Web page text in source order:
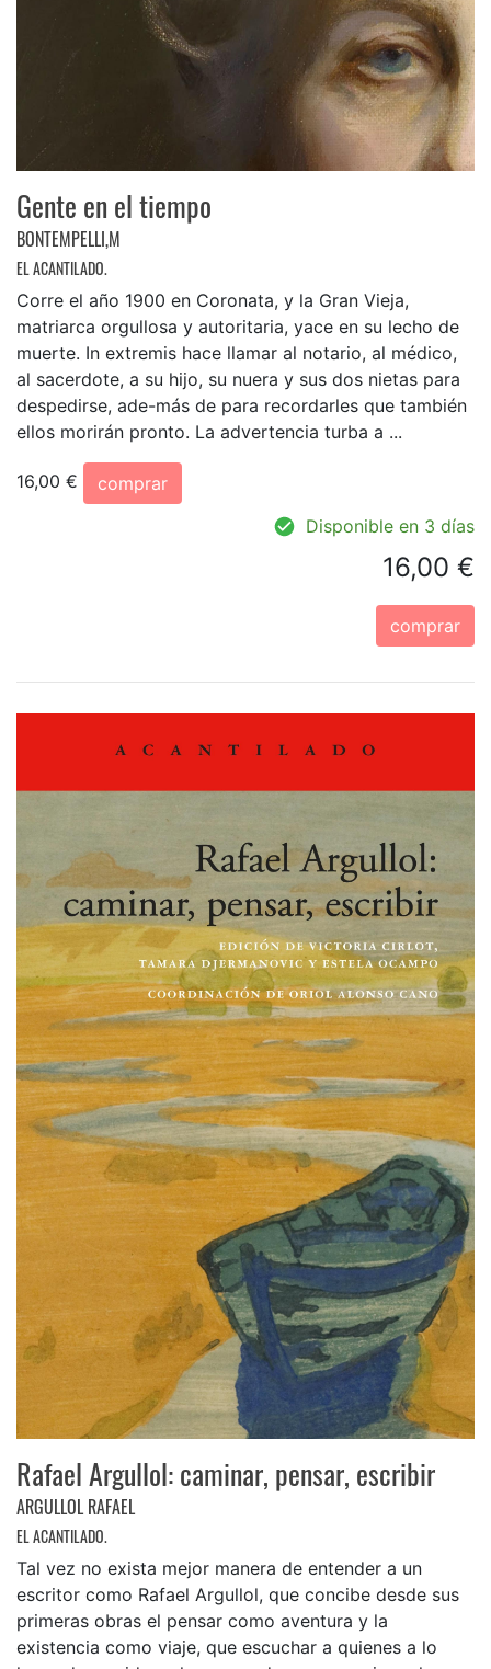
Gente en el tiempo
BONTEMPELLI,M
EL ACANTILADO.
Corre el año 1900 en Coronata, y la Gran Vieja,
matriarca orgullosa y autoritaria, yace en su lecho de
muerte. In extremis hace llamar al notario, al médico,
al sacerdote, a su hijo, su nuera y sus dos nietas para
despedirse, ade-más de para recordarles que también
ellos morirán pronto. La advertencia turba a ...
16,00 €
comprar
Disponible en 3 días
16,00 €
comprar
Rafael Argullol: caminar, pensar, escribir
ARGULLOL RAFAEL
EL ACANTILADO.
Tal vez no exista mejor manera de entender a un
escritor como Rafael Argullol, que concibe desde sus
primeras obras el pensar como aventura y la
existencia como viaje, que escuchar a quienes a lo